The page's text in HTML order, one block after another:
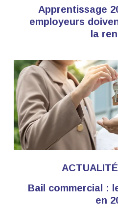
Apprentissage
employeurs
la
Bail commercial :
en